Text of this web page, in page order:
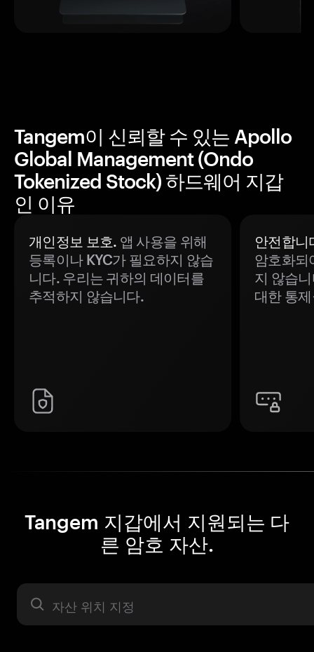
Tangem이 신뢰할 수 있는 Apollo
Global Management (Ondo
Tokenized Stock) 하드웨어 지갑
인 이유
개인정보 보호. 앱 사용을 위해
등록이나 KYC가 필요하지 않습
니다. 우리는 귀하의 데이터를
추적하지 않습니다.
안전합니
암호화되
지 않습
대한 통
Tangem 지갑에서 지원되는 다
른 암호 자산.
자산 라벨